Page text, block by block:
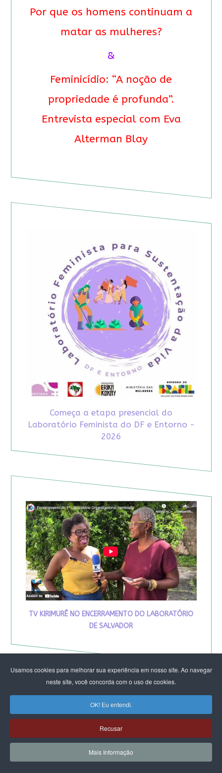
Usamos cookies para melhorar sua experiência em nosso site. Ao navegar
neste site, você concorda com o uso de cookies.
OK! Eu entendi.
Recusar
Mais Informação
Por que os homens continuam a
matar as mulheres?
&
Feminicídio: “A noção de
propriedade é profunda”.
Entrevista especial com Eva
Alterman Blay
Começa a etapa presencial do
Laboratório Feminista do DF e Entorno -
2026
TV KIRIMURÊ NO ENCERRAMENTO DO LABORATÓRIO
DE SALVADOR